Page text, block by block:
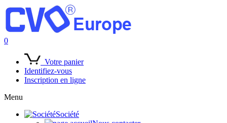
0
Votre panier
Identifiez-vous
Inscription en ligne
Menu
Société